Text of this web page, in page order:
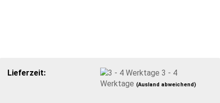
Lieferzeit:
3 - 4
Werktage (Ausland abweichend)